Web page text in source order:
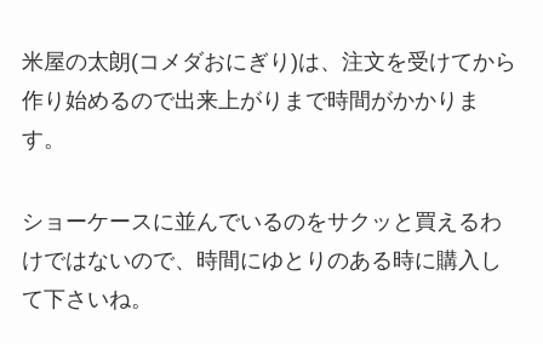
米屋の太朗(コメダおにぎり)は、注文を受けてから
作り始めるので出来上がりまで時間がかかりま
す。
ショーケースに並んでいるのをサクッと買えるわ
けではないので、時間にゆとりのある時に購入し
て下さいね。